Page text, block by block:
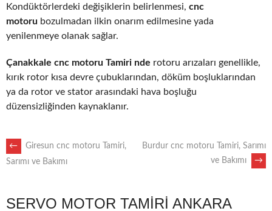
Kondüktörlerdeki değişiklerin belirlenmesi, cnc
motoru bozulmadan ilkin onarım edilmesine yada
yenilenmeye olanak sağlar.
Çanakkale cnc motoru Tamiri nde rotoru arızaları genellikle,
kırık rotor kısa devre çubuklarından, döküm boşluklarından
ya da rotor ve stator arasındaki hava boşluğu
düzensizliğinden kaynaklanır.
POST
←
Giresun cnc motoru Tamiri,
Sarımı ve Bakımı
Burdur cnc motoru Tamiri, Sarımı
ve Bakımı
→
SERVO MOTOR TAMIRI ANKARA